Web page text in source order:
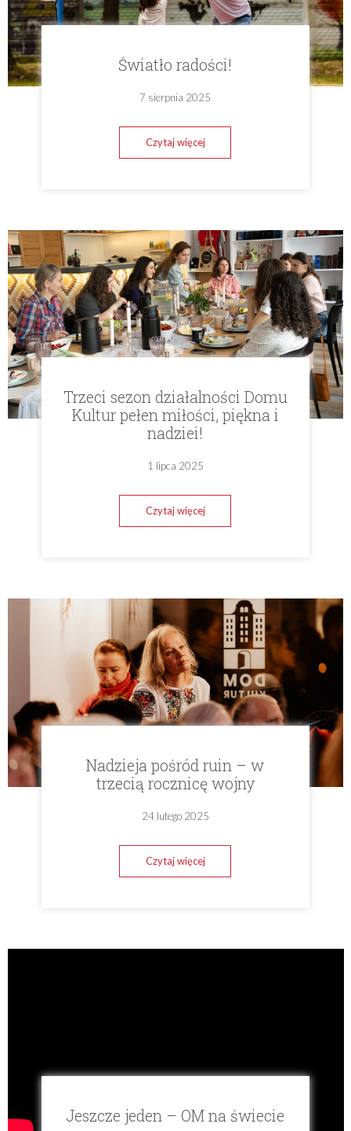
Światło radości!
7 sierpnia 2025
Czytaj więcej
Trzeci sezon działalności Domu
Kultur pełen miłości, piękna i
nadziei!
1 lipca 2025
Czytaj więcej
Nadzieja pośród ruin – w
trzecią rocznicę wojny
24 lutego 2025
Czytaj więcej
Jeszcze jeden – OM na świecie